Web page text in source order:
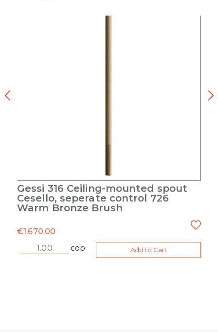
Gessi 316 Ceiling-mounted spout
Cesello, seperate control 726
Warm Bronze Brush
€1,670.00
cop
Add to Cart